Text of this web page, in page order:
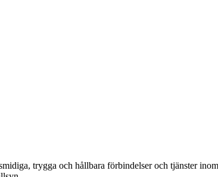
trygga och hållbara förbindelser och tjänster